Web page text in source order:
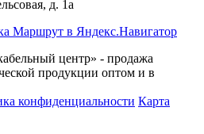
д. 1а
Маршрут в Яндекс.Навигатор
центр» - продажа
продукции оптом и в
конфиденциальности Карта